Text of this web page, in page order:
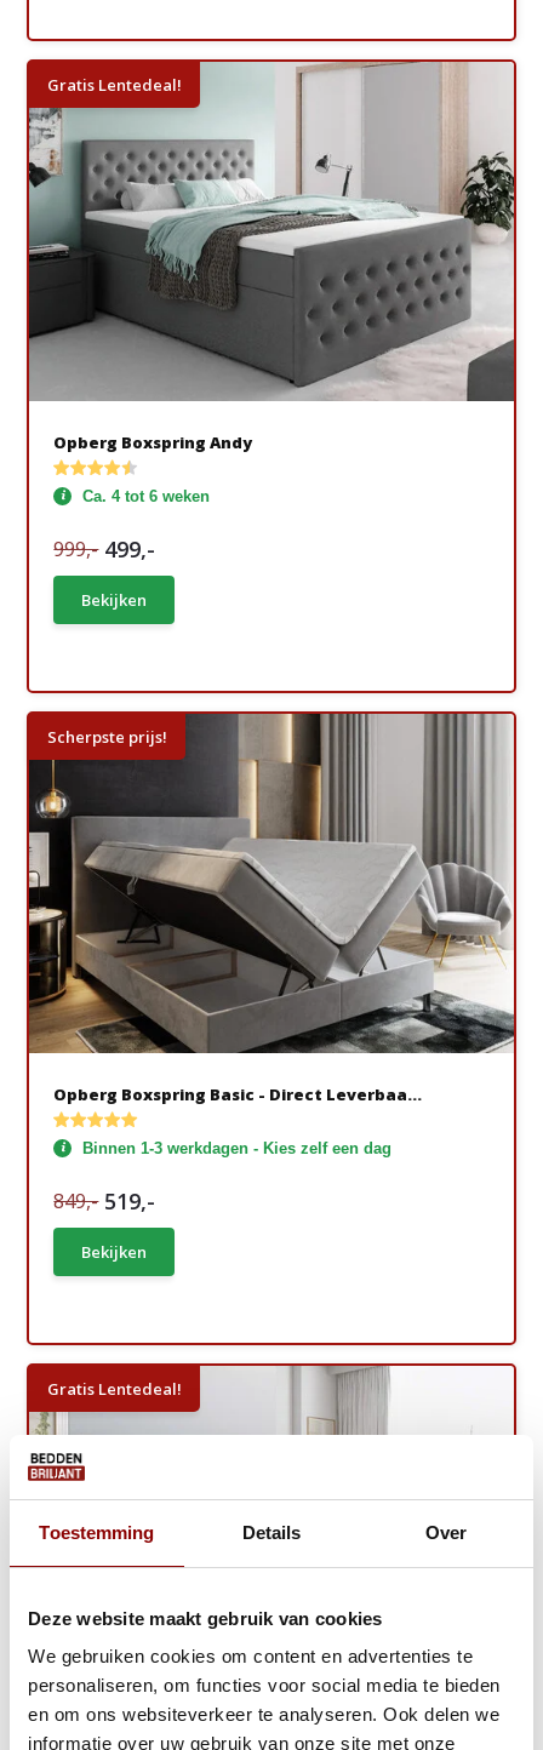
Toestemming Details Over
Deze website maakt gebruik van cookies
We gebruiken cookies om content en advertenties te
personaliseren, om functies voor social media te bieden
en om ons websiteverkeer te analyseren. Ook delen we
informatie over uw gebruik van onze site met onze
Gratis Lentedeal!
Opberg Boxspring Andy
Ca. 4 tot 6 weken
999,- 499,-
Bekijken
Scherpste prijs!
Opberg Boxspring Basic - Direct Leverbaa...
Binnen 1-3 werkdagen - Kies zelf een dag
849,- 519,-
Bekijken
Gratis Lentedeal!